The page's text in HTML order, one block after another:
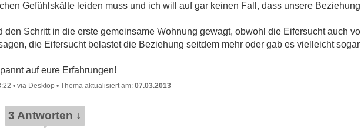
Gefühlskälte leiden muss und ich will auf gar keinen Fall, dass unsere
den Schritt in die erste gemeinsame Wohnung gewagt, obwohl die Eifersucht auch
die Eifersucht belastet die Beziehung seitdem mehr oder gab es vielleicht
auf eure Erfahrungen!
• • 07.03.2013
3 Antworten ↓